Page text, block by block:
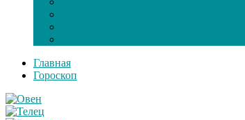
Главная
Гороскоп